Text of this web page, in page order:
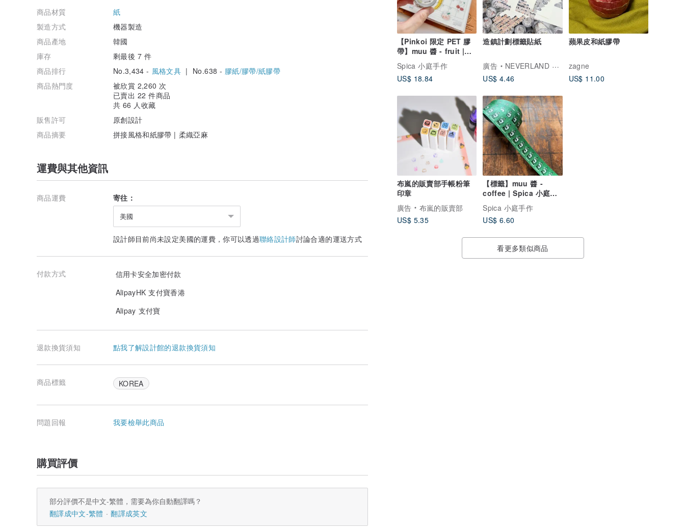
【Pinkoi 限定 PET 膠
帶】muu 醬 - fruit |
Spica 小庭手作 (PT2)
Spica 小庭手作
US$ 18.84
造鎮計劃標籤貼紙
廣告
NEVERLAND 森年文創
US$ 4.46
蘋果皮和紙膠帶
zagne
US$ 11.00
布嵐的販賣部手帳粉筆
印章
廣告
布嵐的販賣部
US$ 5.35
【標籤】muu 醬 -
coffee | Spica 小庭手
Spica 小庭手作
US$ 6.60
看更多類似商品
商品材質
紙
製造方式
機器製造
商品產地
韓國
庫存
剩最後 7 件
商品排行
No.3,434 - 風格文具| No.638 - 膠紙/膠帶/紙膠帶
商品熱門度
被欣賞 2,260 次
已賣出 22 件商品
共 66 人收藏
販售許可
原創設計
商品摘要
拼接風格和紙膠帶 | 柔織亞麻
運費與其他資訊
商品運費 寄往：
美國
設計師目前尚未設定美國的運費，你可以透過聯絡設計師討論合適的運送方式
付款方式
信用卡安全加密付款
AlipayHK 支付寶香港
Alipay 支付寶
退款換貨須知 點我了解設計館的退款換貨須知
商品標籤 KOREA
問題回報 我要檢舉此商品
購買評價
部分評價不是中文-繁體，需要為你自動翻譯嗎？
翻譯成中文-繁體
翻譯成英文